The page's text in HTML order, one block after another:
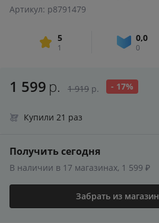
Артикул: p8791479
5
1
0,0
0
1 599 р. 1 919 р. - 17%
Купили 21 раз
Получить сегодня
В наличии в 17 магазинах, 1 599 ₽
Забрать из